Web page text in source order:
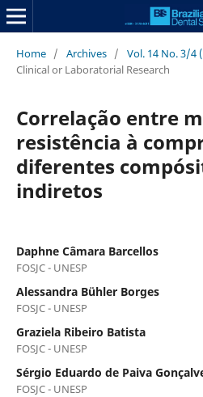
Home / Archives / Vol. 14 No. 3/4
Clinical or Laboratorial Research
Correlação entre
resistência à
diferentes
indiretos
Daphne Câmara Barcellos
FOSJC - UNESP
Alessandra Bühler Borges
FOSJC - UNESP
Graziela Ribeiro Batista
FOSJC - UNESP
Sérgio Eduardo de Paiva
FOSJC - UNESP